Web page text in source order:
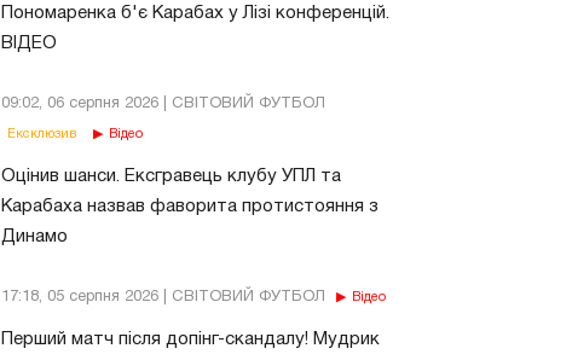
Пономаренка б'є Карабах у Лізі конференцій.
ВІДЕО
09:02, 06 серпня 2026 | СВІТОВИЙ ФУТБОЛ
Ексклюзив Відео
Оцінив шанси. Ексгравець клубу УПЛ та
Карабаха назвав фаворита протистояння з
Динамо
17:18, 05 серпня 2026 | СВІТОВИЙ ФУТБОЛ Відео
Перший матч після допінг-скандалу! Мудрик